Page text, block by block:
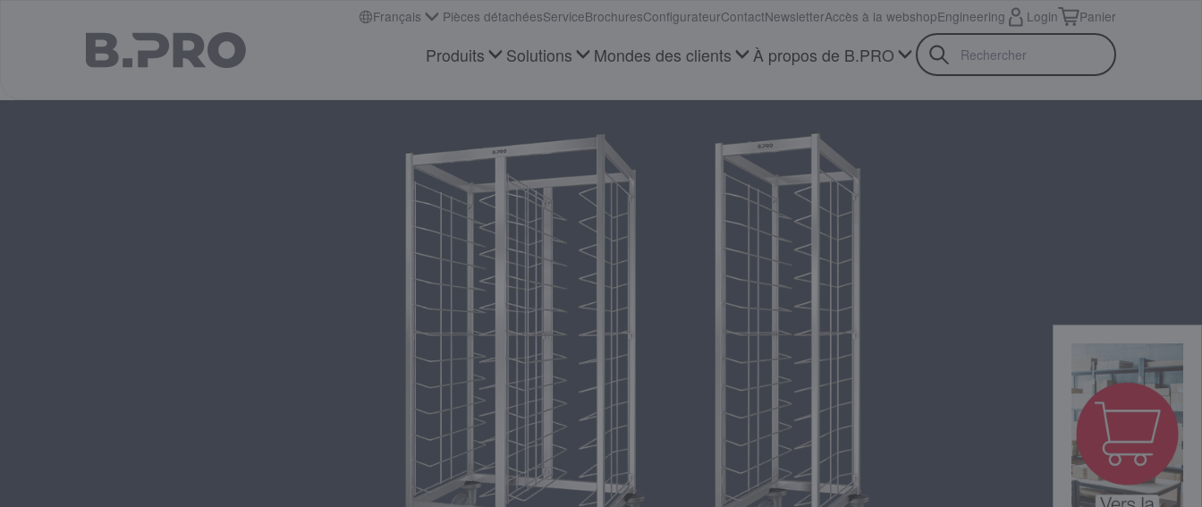
Produits Solutions Mondes des clients À propos de B.PRO
Français Pièces détachéesServiceBrochuresConfigurateurContactNewsletterAccès à la webshopEngineering Login Panier